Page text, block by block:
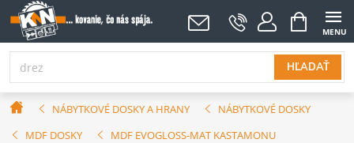
Prejsť
na
obsah
HĽADAŤ
NÁKUPNÝ
KOŠÍK
DomovNÁBYTKOVÉ DOSKY A HRANY
NÁBYTKOVÉ DOSKY
MDF DOSKY
MDF EVOGLOSS-MAT KASTAMONU